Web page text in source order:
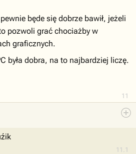
11
będe się dobrze bawił, jeżeli
pozwoli grać chociażby w
graficznych.
była dobra, na to najbardziej liczę.
11.1